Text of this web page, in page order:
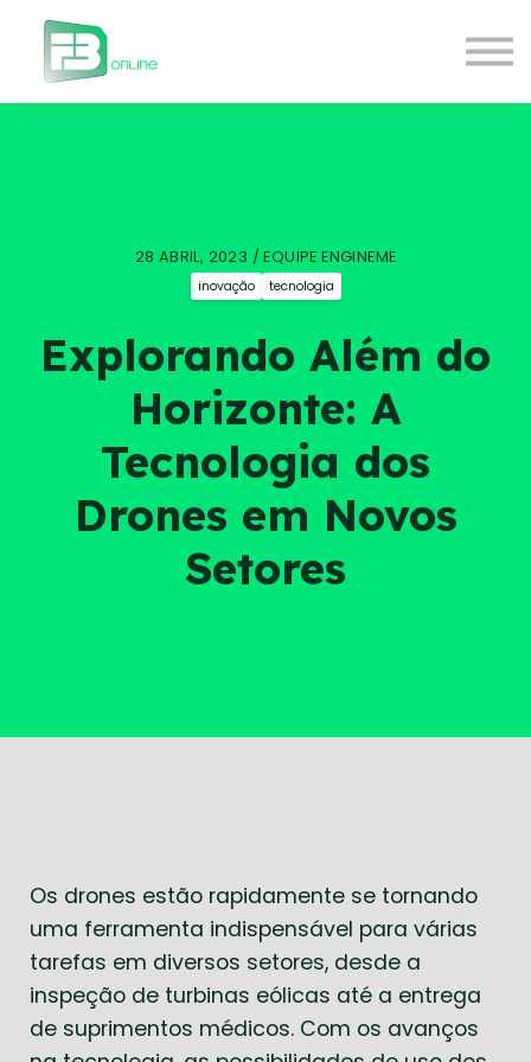
28 ABRIL, 2023 / EQUIPE ENGINEME
inovação tecnologia
Explorando Além do
Horizonte: A
Tecnologia dos
Drones em Novos
Setores
Os drones estão rapidamente se tornando
uma ferramenta indispensável para várias
tarefas em diversos setores, desde a
inspeção de turbinas eólicas até a entrega
de suprimentos médicos. Com os avanços